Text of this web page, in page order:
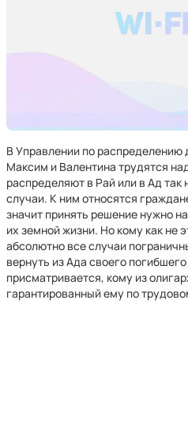
В Управлении по
Максим и Валентина трудятся
распределяют в Рай или в Ад
случаи. К ним относятся
значит принять решение нужно
их земной жизни. Но кому как не
абсолютно все случаи
вернуть из Ада своего
присматривается, кому из
гарантированный ему по